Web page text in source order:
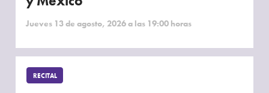
Jueves 13 de agosto, 2026 a las 19:00 horas
RECITAL